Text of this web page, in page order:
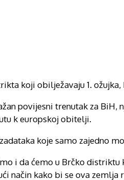
koji obilježavaju 1.
povijesni trenutak za
k europskoj obitelji.
koje samo zajedno
i da ćemo u Brčko
način kako bi se ova zemlja